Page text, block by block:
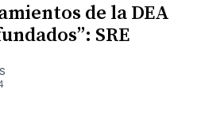
de la DEA
SRE